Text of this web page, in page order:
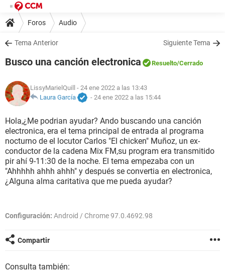
Foros Audio
Tema Anterior Siguiente Tema
Busco una canción electronica Resuelto/Cerrado
LissyMarielQuill
- 24 ene 2022 a las 13:43
Laura García
- 24 ene 2022 a las 15:44
Hola,¿Me podrian ayudar? Ando buscando una canción
electronica, era el tema principal de entrada al programa
nocturno de el locutor Carlos "El chicken" Muñoz, un ex-
conductor de la cadena Mix FM,su program era transmitido
pir ahí 9-11:30 de la noche. El tema empezaba con un
"Ahhhhh ahhh ahhh" y después se convertia en electronica,
¿Alguna alma caritativa que me pueda ayudar?
Configuración: Android / Chrome 97.0.4692.98
Compartir
Consulta también: